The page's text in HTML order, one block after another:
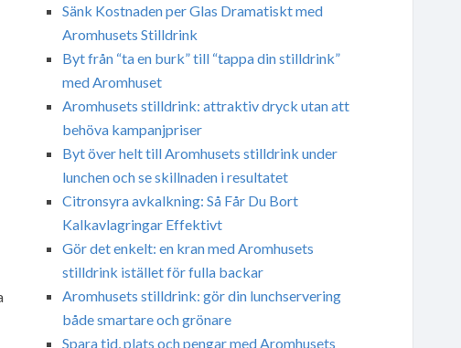
Sänk Kostnaden per Glas Dramatiskt med
Aromhusets Stilldrink
Byt från “ta en burk” till “tappa din stilldrink”
med Aromhuset
Aromhusets stilldrink: attraktiv dryck utan att
behöva kampanjpriser
Byt över helt till Aromhusets stilldrink under
lunchen och se skillnaden i resultatet
Citronsyra avkalkning: Så Får Du Bort
Kalkavlagringar Effektivt
Gör det enkelt: en kran med Aromhusets
stilldrink istället för fulla backar
Aromhusets stilldrink: gör din lunchservering
både smartare och grönare
Spara tid, plats och pengar med Aromhusets